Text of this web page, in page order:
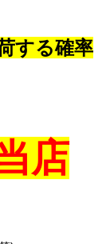
する確率
店